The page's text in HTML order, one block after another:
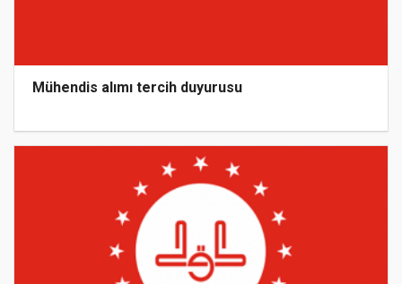
Mühendis alımı tercih duyurusu